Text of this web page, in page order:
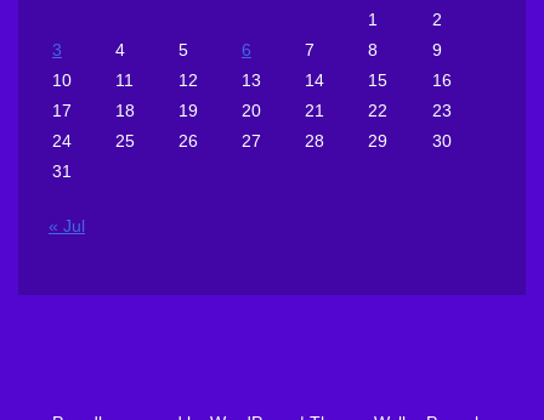
1
2
3
4 5 6 7 8
9
10
11 12 13 14 15
16
17
18 19 20 21 22
23
24
25 26 27 28 29
30
31
« Jul